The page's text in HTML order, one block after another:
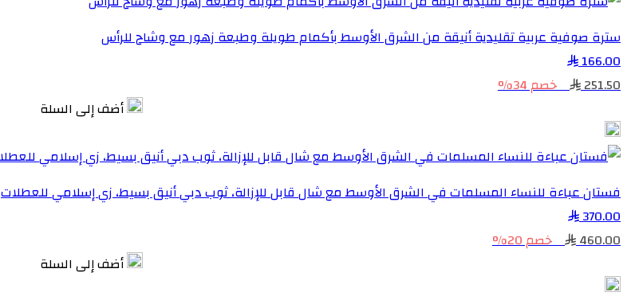
سترة صوفية عربية تقليدية أنيقة من الشرق الأوسط بأكمام طويلة وطبعة زهور مع وشاح للرأس
166.00
251.50
خصم 34%
أضف إلى السلة
فستان عباءة للنساء المسلمات في الشرق الأوسط مع شال قابل للإزالة، ثوب دبي أنيق بسيط، زي إسلامي للعطلات
370.00
460.00
خصم 20%
أضف إلى السلة